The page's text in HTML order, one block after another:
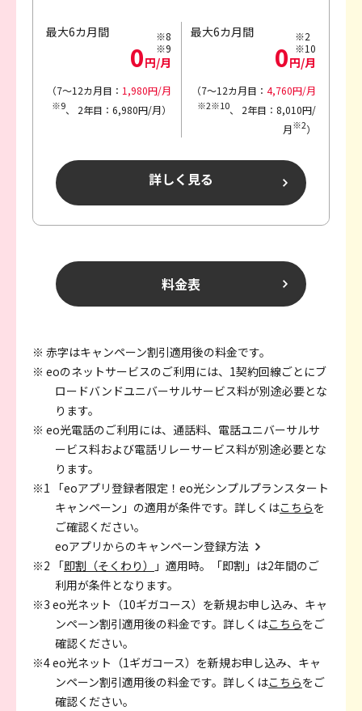
最大6カ月間
0円/月
※8
※9
（7～12カ月目： 1,980円/月
※9、 2年目：6,980円/月）
最大6カ月間
0円/月
※2
※10
（7～12カ月目： 4,760円/月
※2※10、
2年目：8,010円/
月※2）
詳しく見る
料金表
※ 赤字はキャンペーン割引適用後の料金です。
※ eoのネットサービスのご利用には、1契約回線ごとにブ
ロードバンドユニバーサルサービス料が別途必要とな
ります。
※ eo光電話のご利用には、通話料、電話ユニバーサルサ
ービス料および電話リレーサービス料が別途必要とな
ります。
※1 「eoアプリ登録者限定！eo光シンプルプランスタート
キャンペーン」の適用が条件です。詳しくはこちらを
ご確認ください。
eoアプリからのキャンペーン登録方法
※2 「即割（そくわり）
」適用時。「即割」は2年間のご
利用が条件となります。
※3 eo光ネット（10ギガコース）を新規お申し込み、キャ
ンペーン割引適用後の料金です。詳しくはこちらをご
確認ください。
※4 eo光ネット（1ギガコース）を新規お申し込み、キャ
ンペーン割引適用後の料金です。詳しくはこちらをご
確認ください。